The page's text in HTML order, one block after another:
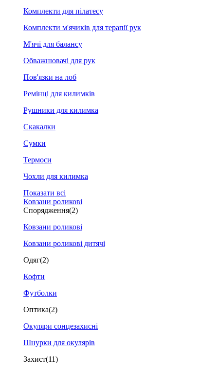
Комплекти для пілатесу
Комплекти м'ячиків для терапії рук
М'ячі для балансу
Обважнювачі для рук
Пов'язки на лоб
Ремінці для килимків
Рушники для килимка
Скакалки
Сумки
Термоси
Чохли для килимка
Показати всі
Ковзани роликові
Спорядження(2)
Ковзани роликові
Ковзани роликові дитячі
Одяг(2)
Кофти
Футболки
Оптика(2)
Окуляри сонцезахисні
Шнурки для окулярів
Захист(11)